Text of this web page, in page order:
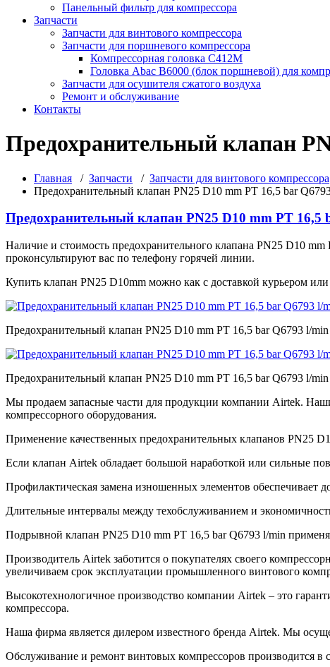
Панельный фильтр для компрессора
Запчасти
Запчасти для винтового компрессора
Запчасти для поршневого компрессора
Компрессорная головка С412М
Головка Abac B6000 (блок поршневой) для
Запчасти для осушителя сжатого воздуха
Ремонт и обслуживание
Контакты
Предохранительный клапан
Главная / Запчасти / Запчасти для винтового компрессора
Предохранительный клапан PN25 D10 mm PT 16,5 bar
Предохранительный клапан PN25 D10 mm PT 16,5
Наличие и стоимость предохранительного клапана PN25 D10
проконсультируют вас по телефону горячей линии.
Купить клапан PN25 D10mm можно как с доставкой курьером
Предохранительный клапан PN25 D10 mm PT 16,5 bar Q6793 l/
Предохранительный клапан PN25 D10 mm PT 16,5 bar Q6793 l/
Мы продаем запасные части для продукции компании Airtek.
компрессорного оборудования.
Применение качественных предохранительных клапанов PN25
Если клапан Airtek обладает большой наработкой или сильные
Профилактическая замена изношенных элементов
Длительные интервалы между техобслуживанием и
Подрывной клапан PN25 D10 mm PT 16,5 bar Q6793 l/min
Производитель Airtek заботится о покупателях своего
увеличиваем срок эксплуатации промышленного винтового
Высокотехнологичное производство компании Airtek – это
компрессора.
Наша фирма является дилером известного бренда Airtek. Мы
Обслуживание и ремонт винтовых компрессоров производится в